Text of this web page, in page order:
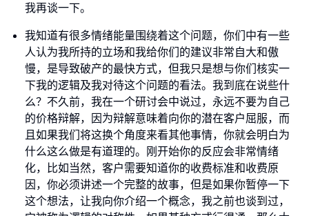
我再谈一下。
我知道有很多情绪能量围绕着这个问题，你们中有一些
人认为我所持的立场和我给你们的建议非常自大和傲
慢，是导致破产的最快方式，但我只是想与你们核实一
下我的逻辑及我对待这个问题的看法。我到底在说些什
么？不久前，我在一个研讨会中说过，永远不要为自己
的价格辩解，因为辩解意味着向你的潜在客户屈服，而
且如果我们将这换个角度来看其他事情，你就会明白为
什么这么做是有道理的。刚开始你的反应会非常情绪
化，比如当然，客户需要知道你的收费标准和收费原
因，你必须讲述一个完整的故事，但是如果你暂停一下
这个想法，让我向你介绍一个概念，我之前也谈到过，